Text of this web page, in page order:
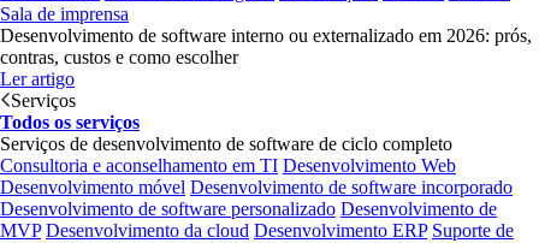
Sala de imprensa
Desenvolvimento de software interno ou externalizado em 2026: prós,
contras, custos e como escolher
Ler artigo
Serviços
Todos os serviços
Serviços de desenvolvimento de software de ciclo completo
Consultoria e aconselhamento em TI Desenvolvimento Web
Desenvolvimento móvel Desenvolvimento de software incorporado
Desenvolvimento de software personalizado Desenvolvimento de
MVP Desenvolvimento da cloud Desenvolvimento ERP Suporte de